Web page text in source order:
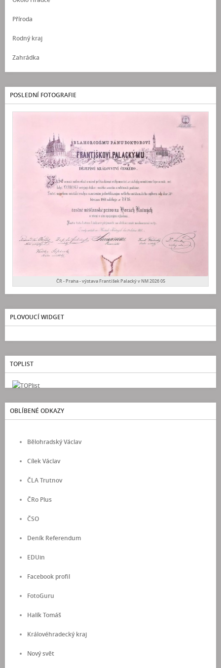
Příroda
Rodný kraj
Zahrádka
POSLEDNÍ FOTOGRAFIE
ČR - Praha - výstava František Palacký v NM 2026 05
PLOVOUCÍ WIDGET
TOPLIST
OBLÍBENÉ ODKAZY
Bělohradský Václav
Cílek Václav
ČLA Trutnov
ČRo Plus
ČSO
Deník Referendum
EDUin
Facebook profil
FotoGuru
Halík Tomáš
Královéhradecký kraj
Nový svět